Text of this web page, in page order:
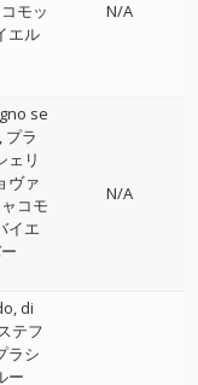
モッ
エル
N/A
se
プラ
ェリ
ヴァ
コモ
イエ
N/A
di
テフ
ラシ
ー